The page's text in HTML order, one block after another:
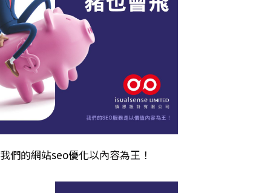
我們的網站seo優化以內容為王！